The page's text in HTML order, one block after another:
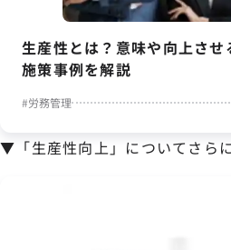
生産性とは？意味や向上さ
施策事例を解説
#労務管理
▼「生産性向上」についてさら